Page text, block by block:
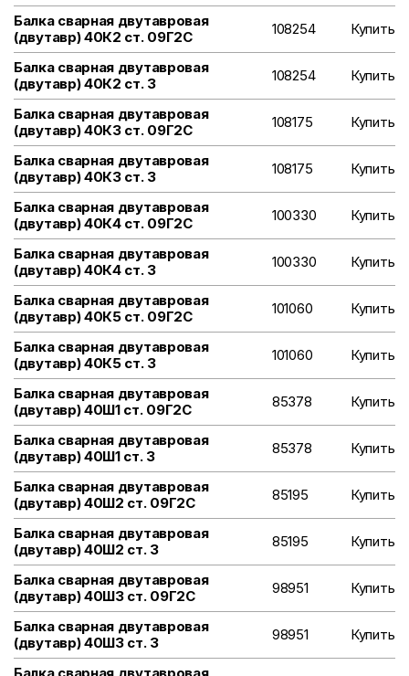
Балка сварная двутавровая
(двутавр) 40К2 ст. 09Г2С
108254 Купить
Балка сварная двутавровая
(двутавр) 40К2 ст. 3
108254 Купить
Балка сварная двутавровая
(двутавр) 40К3 ст. 09Г2С
108175 Купить
Балка сварная двутавровая
(двутавр) 40К3 ст. 3
108175 Купить
Балка сварная двутавровая
(двутавр) 40К4 ст. 09Г2С
100330 Купить
Балка сварная двутавровая
(двутавр) 40К4 ст. 3
100330 Купить
Балка сварная двутавровая
(двутавр) 40К5 ст. 09Г2С
101060 Купить
Балка сварная двутавровая
(двутавр) 40К5 ст. 3
101060 Купить
Балка сварная двутавровая
(двутавр) 40Ш1 ст. 09Г2С
85378 Купить
Балка сварная двутавровая
(двутавр) 40Ш1 ст. 3
85378 Купить
Балка сварная двутавровая
(двутавр) 40Ш2 ст. 09Г2С
85195 Купить
Балка сварная двутавровая
(двутавр) 40Ш2 ст. 3
85195 Купить
Балка сварная двутавровая
(двутавр) 40Ш3 ст. 09Г2С
98951 Купить
Балка сварная двутавровая
(двутавр) 40Ш3 ст. 3
98951 Купить